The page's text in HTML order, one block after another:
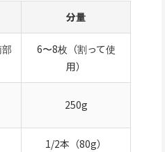
分量
6〜8枚（割って使
用）
250g
1/2本（80g）